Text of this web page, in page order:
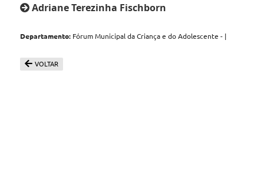
Adriane Terezinha Fischborn
Departamento: Fórum Municipal da Criança e do Adolescente - |
VOLTAR